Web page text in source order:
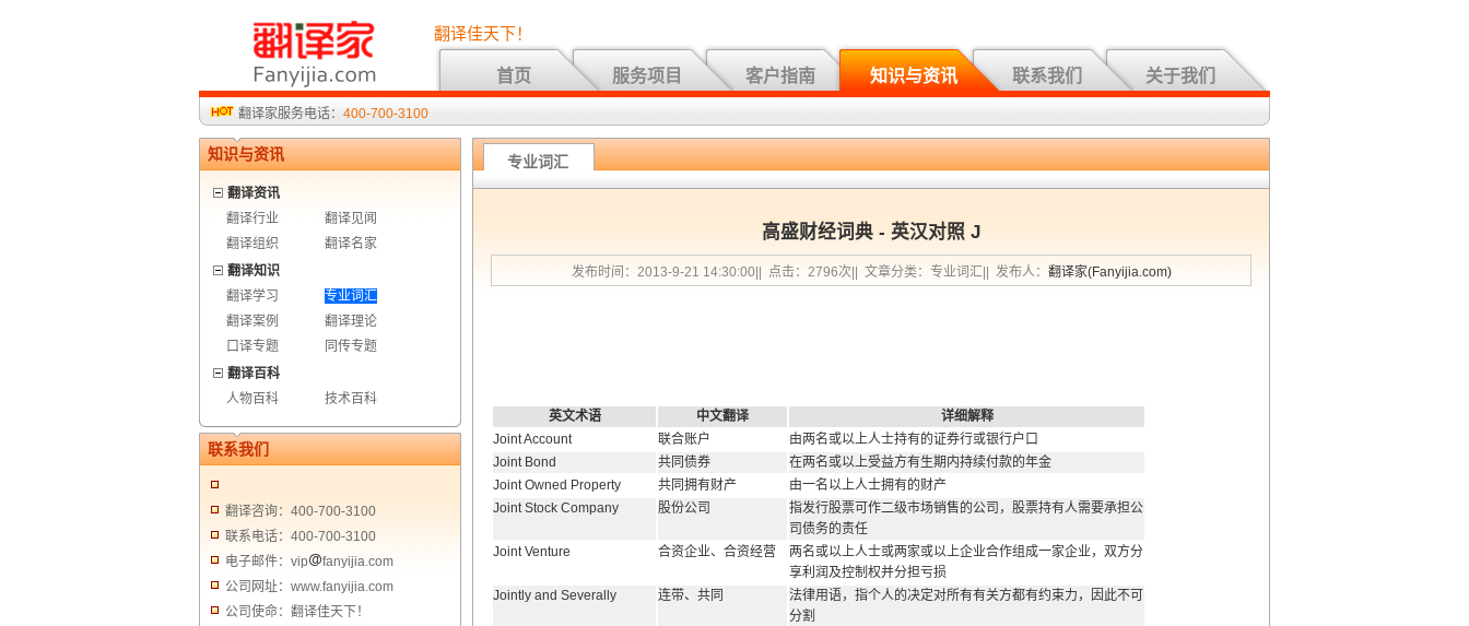
翻译佳天下！
首页 服务项目 客户指南 知识与资讯 联系我们 关于我们
翻译家服务电话： 400-700-3100
知识与资讯
翻译资讯
翻译行业
翻译见闻
翻译组织
翻译名家
翻译知识
翻译学习
专业词汇
翻译案例
翻译理论
口译专题
同传专题
翻译百科
人物百科
技术百科
联系我们
翻译咨询：400-700-3100
联系电话：400-700-3100
电子邮件：vip
fanyijia.com
公司网址：www.fanyijia.com
公司使命：翻译佳天下！
专业词汇
高盛财经词典 - 英汉对照 J
发布时间：2013-9-21 14:30:00|| 点击：2796次|| 文章分类：专业词汇|| 发布人： 翻译家(Fanyijia.com)
英文术语 中文翻译
详细解释
Joint Account
联合账户
由两名或以上人士持有的证券行或银行户口
Joint Bond
共同债券
在两名或以上受益方有生期内持续付款的年金
Joint Owned Property
共同拥有财产
由一名以上人士拥有的财产
Joint Stock Company
股份公司
指发行股票可作二级市场销售的公司，股票持有人需要承担公
司债务的责任
Joint Venture
合资企业、合资经营
两名或以上人士或两家或以上企业合作组成一家企业，双方分
享利润及控制权并分担亏损
Jointly and Severally
连带、共同
法律用语，指个人的决定对所有有关方都有约束力，因此不可
分割